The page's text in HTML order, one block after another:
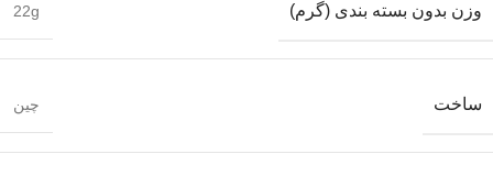
وزن بدون بسته بندی (گرم) 22g
ساخت چین